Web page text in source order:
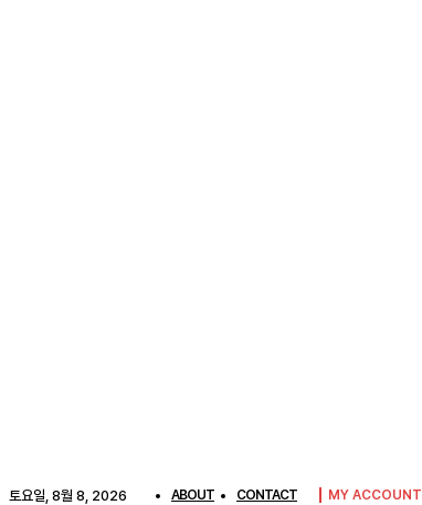
토요일, 8월 8, 2026 ABOUT CONTACT MY ACCOUNT